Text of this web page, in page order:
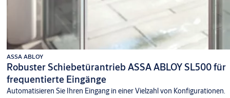
ASSA ABLOY
Robuster Schiebetürantrieb ASSA ABLOY SL500 für
frequentierte Eingänge
Automatisieren Sie Ihren Eingang in einer Vielzahl von Konfigurationen.